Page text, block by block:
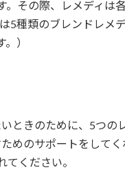
その際、レメディは
5種類のブレンドレメ
）
ときのために、5つの
めのサポートをしてく
ください。